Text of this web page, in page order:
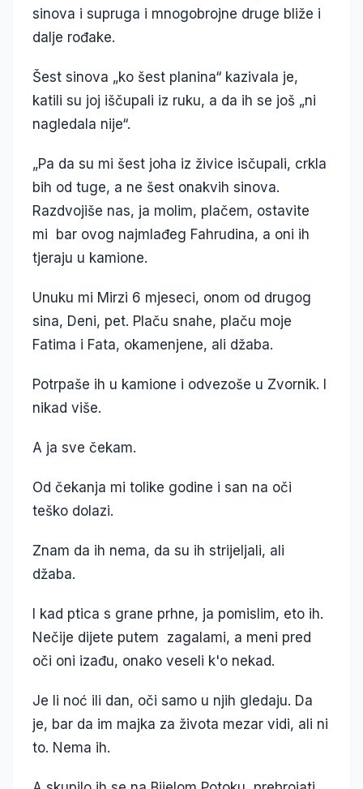
sinova i supruga i mnogobrojne druge bliže i
dalje rođake.
Šest sinova „ko šest planina“ kazivala je,
katili su joj iščupali iz ruku, a da ih se još „ni
nagledala nije“.
„Pa da su mi šest joha iz živice isčupali, crkla
bih od tuge, a ne šest onakvih sinova.
Razdvojiše nas, ja molim, plačem, ostavite
mi bar ovog najmlađeg Fahrudina, a oni ih
tjeraju u kamione.
Unuku mi Mirzi 6 mjeseci, onom od drugog
sina, Deni, pet. Plaču snahe, plaču moje
Fatima i Fata, okamenjene, ali džaba.
Potrpaše ih u kamione i odvezoše u Zvornik. I
nikad više.
A ja sve čekam.
Od čekanja mi tolike godine i san na oči
teško dolazi.
Znam da ih nema, da su ih strijeljali, ali
džaba.
I kad ptica s grane prhne, ja pomislim, eto ih.
Nečije dijete putem zagalami, a meni pred
oči oni izađu, onako veseli k'o nekad.
Je li noć ili dan, oči samo u njih gledaju. Da
je, bar da im majka za života mezar vidi, ali ni
to. Nema ih.